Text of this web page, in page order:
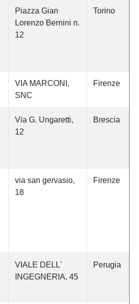
Piazza Gian
Lorenzo Bernini n.
12
Torino
VIA MARCONI,
SNC
Firenze
Via G. Ungaretti,
12
Brescia
via san gervasio,
18
Firenze
VIALE DELL'
INGEGNERIA, 45
Perugia